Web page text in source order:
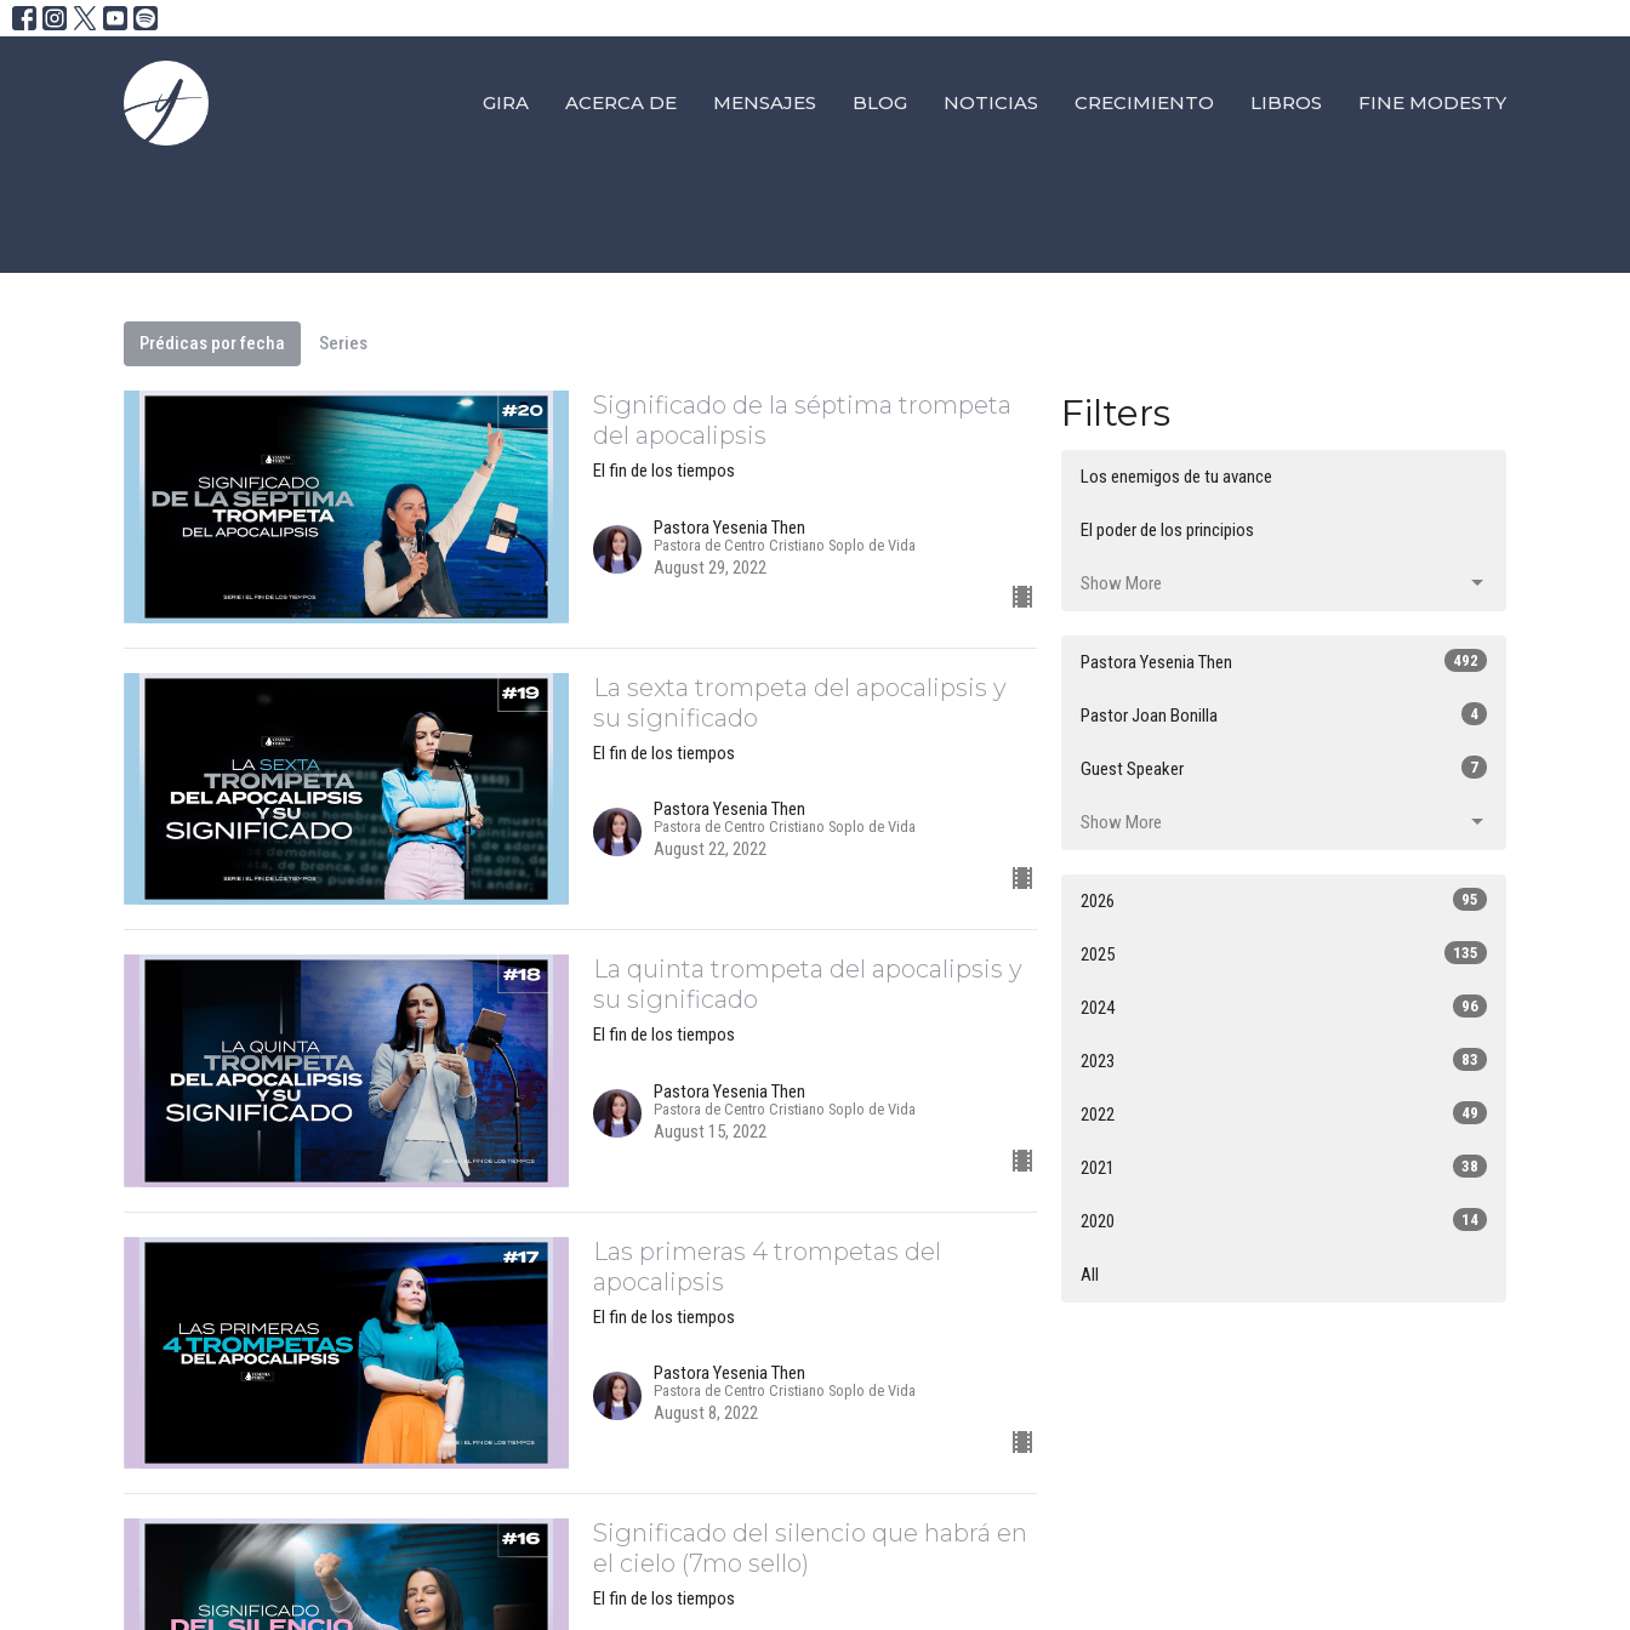
GIRA ACERCA DE MENSAJES BLOG NOTICIAS CRECIMIENTO LIBROS FINE MODESTY
Prédicas por fecha Series
Significado de la séptima trompeta
del apocalipsis
El fin de los tiempos
Pastora Yesenia Then
Pastora de Centro Cristiano Soplo de Vida
August 29, 2022
La sexta trompeta del apocalipsis y
su significado
El fin de los tiempos
Pastora Yesenia Then
Pastora de Centro Cristiano Soplo de Vida
August 22, 2022
La quinta trompeta del apocalipsis y
su significado
El fin de los tiempos
Pastora Yesenia Then
Pastora de Centro Cristiano Soplo de Vida
August 15, 2022
Las primeras 4 trompetas del
apocalipsis
El fin de los tiempos
Pastora Yesenia Then
Pastora de Centro Cristiano Soplo de Vida
August 8, 2022
Significado del silencio que habrá en
el cielo (7mo sello)
El fin de los tiempos
Filters
Los enemigos de tu avance
El poder de los principios
Show More
Pastora Yesenia Then 492
Pastor Joan Bonilla 4
Guest Speaker 7
Show More
2026 95
2025 135
2024 96
2023 83
2022 49
2021 38
2020 14
All